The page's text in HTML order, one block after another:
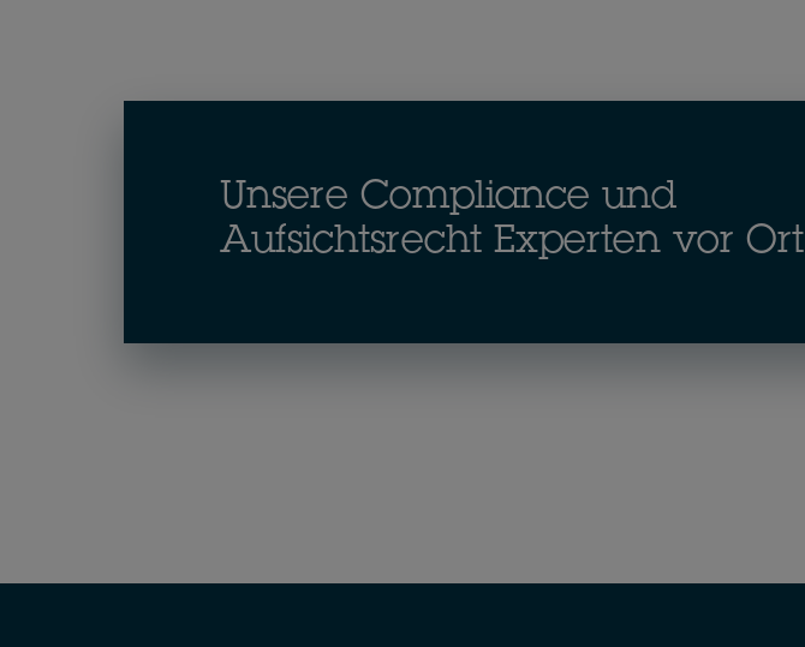
Unsere Compliance und
Aufsichtsrecht Experten vor Ort